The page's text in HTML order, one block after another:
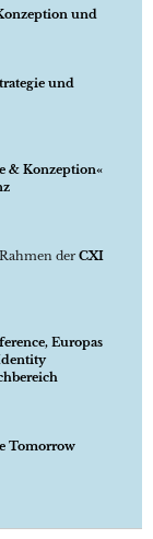
und
und
& Konzeption«
der CXI
Europas
Tomorrow